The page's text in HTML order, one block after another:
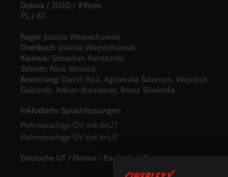
Drama / 2020 / 89min
PL / AT
Regie: Jolanta Warpechowski
Drehbuch: Jolanta Warpechowski
Kamera: Sebastian Kwidzinski
Schnitt: Nina Worisch
Besetzung: David Paul, Agnieszka Salamon, Wojciech
Galzinski, Adrian Koszewski, Beata Sliwinska
Inkludierte Sprachfassungen:
Mehrsprachige OV mit deUT
Mehrsprachige OV mit enUT
Deutsche UT / Drama / Englische UT